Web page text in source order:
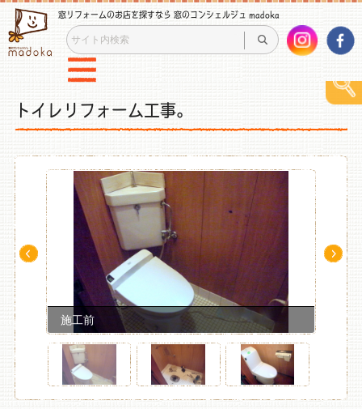
窓リフォームのお店を探すなら 窓のコンシェルジュ madoka
トイレリフォーム工事。
施工前